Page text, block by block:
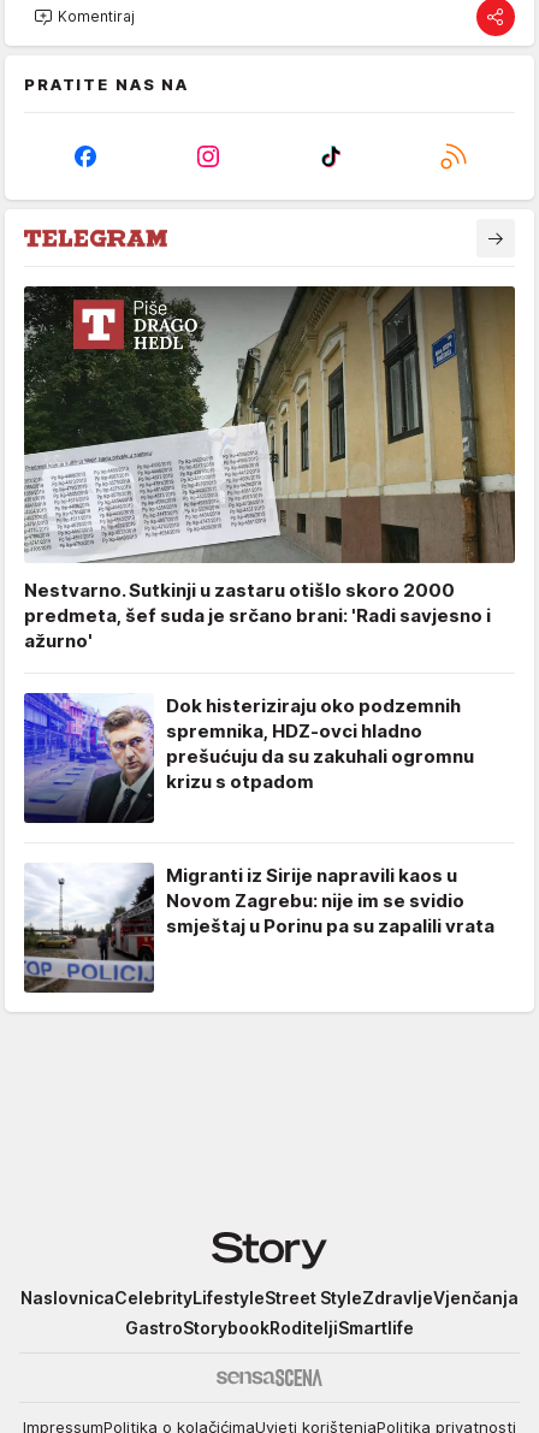
Komentiraj
PRATITE NAS NA
Nestvarno. Sutkinji u zastaru otišlo skoro 2000
predmeta, šef suda je srčano brani: 'Radi savjesno i
ažurno'
Dok histeriziraju oko podzemnih
spremnika, HDZ-ovci hladno
prešućuju da su zakuhali ogromnu
krizu s otpadom
Migranti iz Sirije napravili kaos u
Novom Zagrebu: nije im se svidio
smještaj u Porinu pa su zapalili vrata
Story
NaslovnicaCelebrityLifestyleStreet StyleZdravljeVjenčanja
GastroStorybookRoditeljiSmartlife
ImpressumPolitika o kolačićimaUvjeti korištenjaPolitika privatnosti